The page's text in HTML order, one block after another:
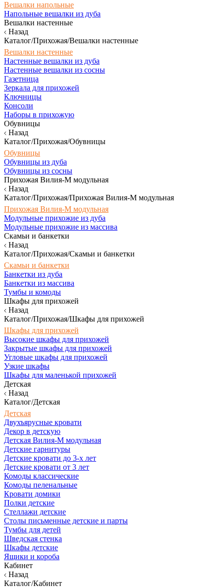
Вешалки напольные
Напольные вешалки из дуба
Вешалки настенные
Назад
Каталог/Прихожая/Вешалки настенные
Вешалки настенные
Настенные вешалки из дуба
Настенные вешалки из сосны
Газетница
Зеркала для прихожей
Ключницы
Консоли
Наборы в прихожую
Обувницы
Назад
Каталог/Прихожая/Обувницы
Обувницы
Обувницы из дуба
Обувницы из сосны
Прихожая Вилия-М модульная
Назад
Каталог/Прихожая/Прихожая Вилия-М модульная
Прихожая Вилия-М модульная
Модульные прихожие из дуба
Модульные прихожие из массива
Скамьи и банкетки
Назад
Каталог/Прихожая/Скамьи и банкетки
Скамьи и банкетки
Банкетки из дуба
Банкетки из массива
Тумбы и комоды
Шкафы для прихожей
Назад
Каталог/Прихожая/Шкафы для прихожей
Шкафы для прихожей
Высокие шкафы для прихожей
Закрытые шкафы для прихожей
Угловые шкафы для прихожей
Узкие шкафы
Шкафы для маленькой прихожей
Детская
Назад
Каталог/Детская
Детская
Двухъярусные кровати
Декор в детскую
Детская Вилия-М модульная
Детские гарнитуры
Детские кровати до 3-х лет
Детские кровати от 3 лет
Комоды классические
Комоды пеленальные
Кровати домики
Полки детские
Стеллажи детские
Столы письменные детские и парты
Тумбы для детей
Шведская стенка
Шкафы детские
Ящики и короба
Кабинет
Назад
Каталог/Кабинет